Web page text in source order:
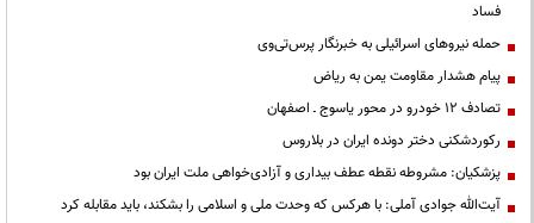
فساد
حمله نیروهای اسرائیلی به خبرنگار پرس‌تی‌وی
پیام هشدار مقاومت یمن به ریاض
تصادف ۱۲ خودرو در محور یاسوج ـ اصفهان
رکوردشکنی دختر دونده ایران در بلاروس
پزشکیان: مشروطه نقطه عطف بیداری و آزادی‌خواهی ملت ایران بود
آیت‌الله جوادی آملی: با هرکس که وحدت ملی و اسلامی را بشکند، باید مقابله کرد